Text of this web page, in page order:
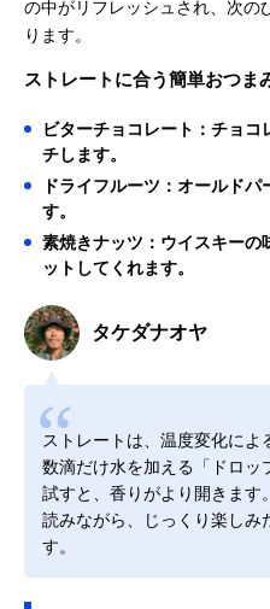
の中がリフレッシュされ、次の
ります。
ストレートに合う簡単おつま
ビターチョコレート：チョ
チします。
ドライフルーツ：オールド
す。
素焼きナッツ：ウイスキーの
ットしてくれます。
タケダナオヤ
ストレートは、温度変化によ
数滴だけ水を加える「ドロッ
試すと、香りがより開きます
読みながら、じっくり楽しみ
す。